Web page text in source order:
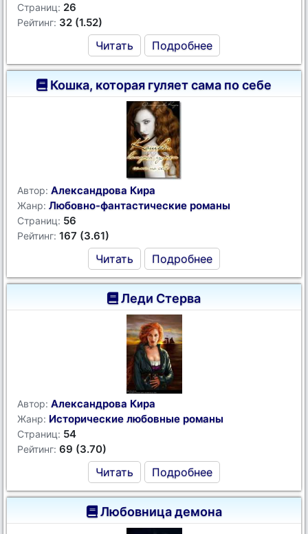
Страниц: 26
Рейтинг: 32 (1.52)
Читать Подробнее
Кошка, которая гуляет сама по себе
Автор: Александрова Кира
Жанр: Любовно-фантастические романы
Страниц: 56
Рейтинг: 167 (3.61)
Читать Подробнее
Леди Стерва
Автор: Александрова Кира
Жанр: Исторические любовные романы
Страниц: 54
Рейтинг: 69 (3.70)
Читать Подробнее
Любовница демона